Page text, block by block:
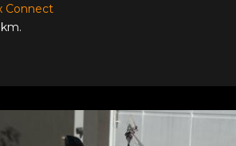
Connect